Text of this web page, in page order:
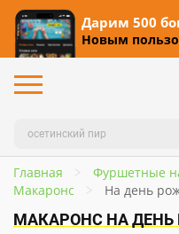
Дарим 500
Новым
Главная Фуршетные
Макаронс
На день
МАКАРОНС НА